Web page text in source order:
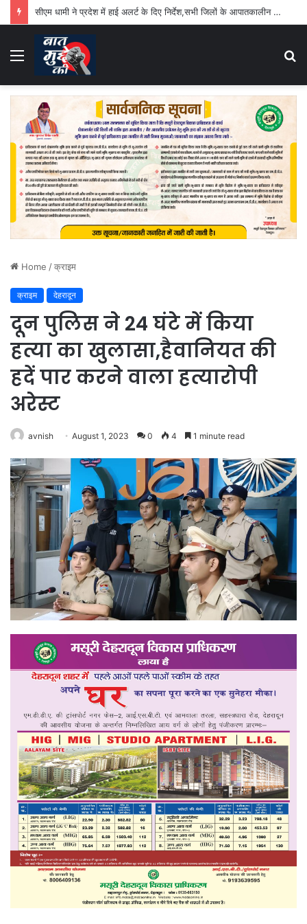
सीएम धामी ने प्रदेश में हाई अलर्ट के दिए निर्देश,सभी जिलों के आपातकालीन परिचालन केंद्र 24 घंटे रहेंगे सक्रिय
Menu
Home /क्राइम
क्राइम देहरादून
दून पुलिस ने 24 घंटे में किया
हत्या का खुलासा,हैवानियत की
हदें पार करने वाला हत्यारोपी
अरेस्ट
avnish August 1, 2023 0 4 1 minute read